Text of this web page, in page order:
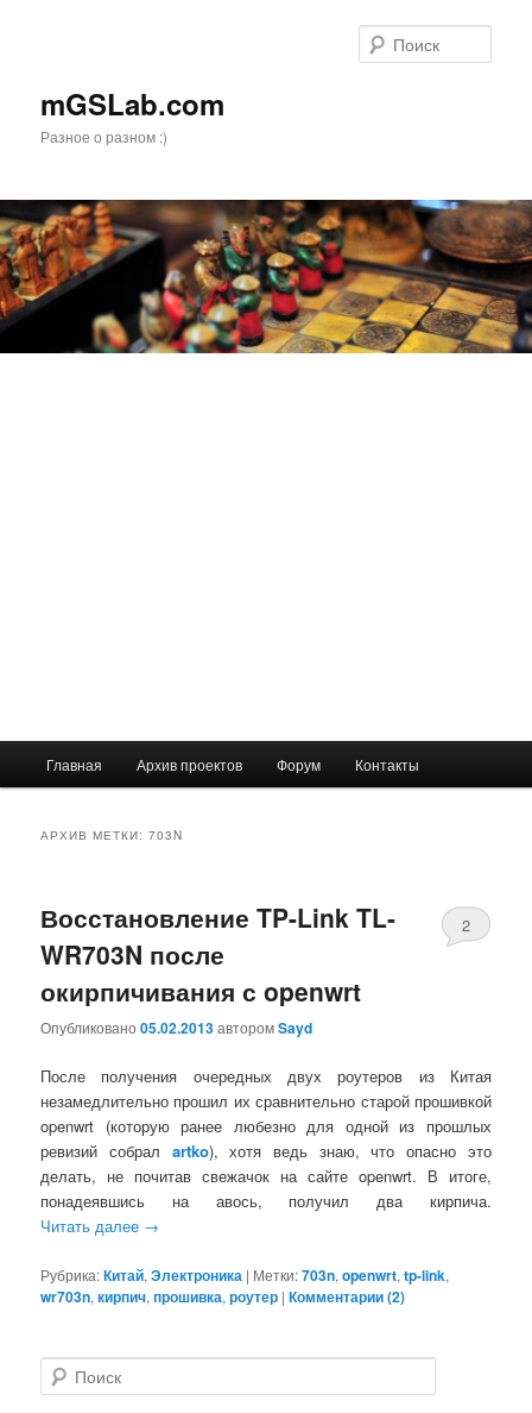
mGSLab.com
Разное о разном :)
Главная Архив проектов Форум Контакты
АРХИВ МЕТКИ:703N
Восстановление TP-Link TL-
WR703N после
окирпичивания с openwrt
Опубликовано05.02.2013авторомSayd
2
После получения очередных двух роутеров из Китая
незамедлительно прошил их сравнительно старой прошивкой
openwrt (которую ранее любезно для одной из прошлых
ревизий собрал artko), хотя ведь знаю, что опасно это
делать, не почитав свежачок на сайте openwrt. В итоге,
понадеявшись на авось, получил два кирпича.
Читать далее →
Рубрика:Китай,Электроника | Метки:703n,openwrt,tp-link,
wr703n,кирпич,прошивка,роутер |Комментарии (2)
о